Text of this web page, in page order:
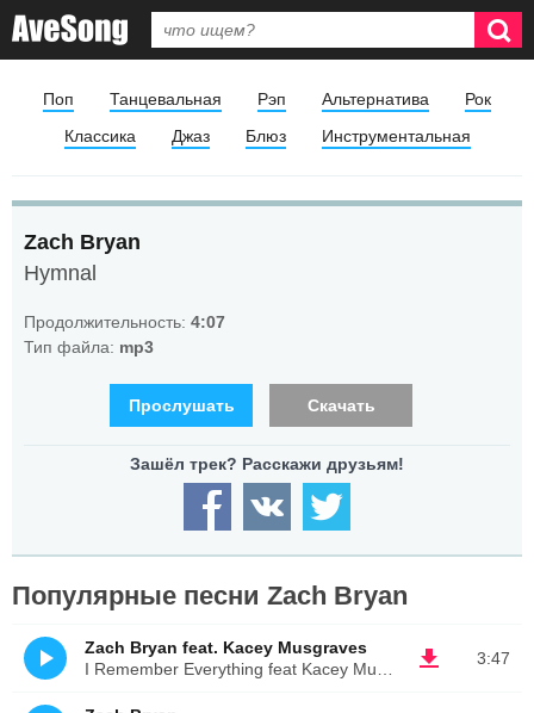
Поп Танцевальная Рэп Альтернатива
Рок
Классика
Джаз Блюз Инструментальная
Zach Bryan
Hymnal
Продолжительность: 4:07
Тип файла: mp3
Прослушать Скачать
Популярные песни Zach Bryan
3:47
Zach Bryan feat. Kacey Musgraves